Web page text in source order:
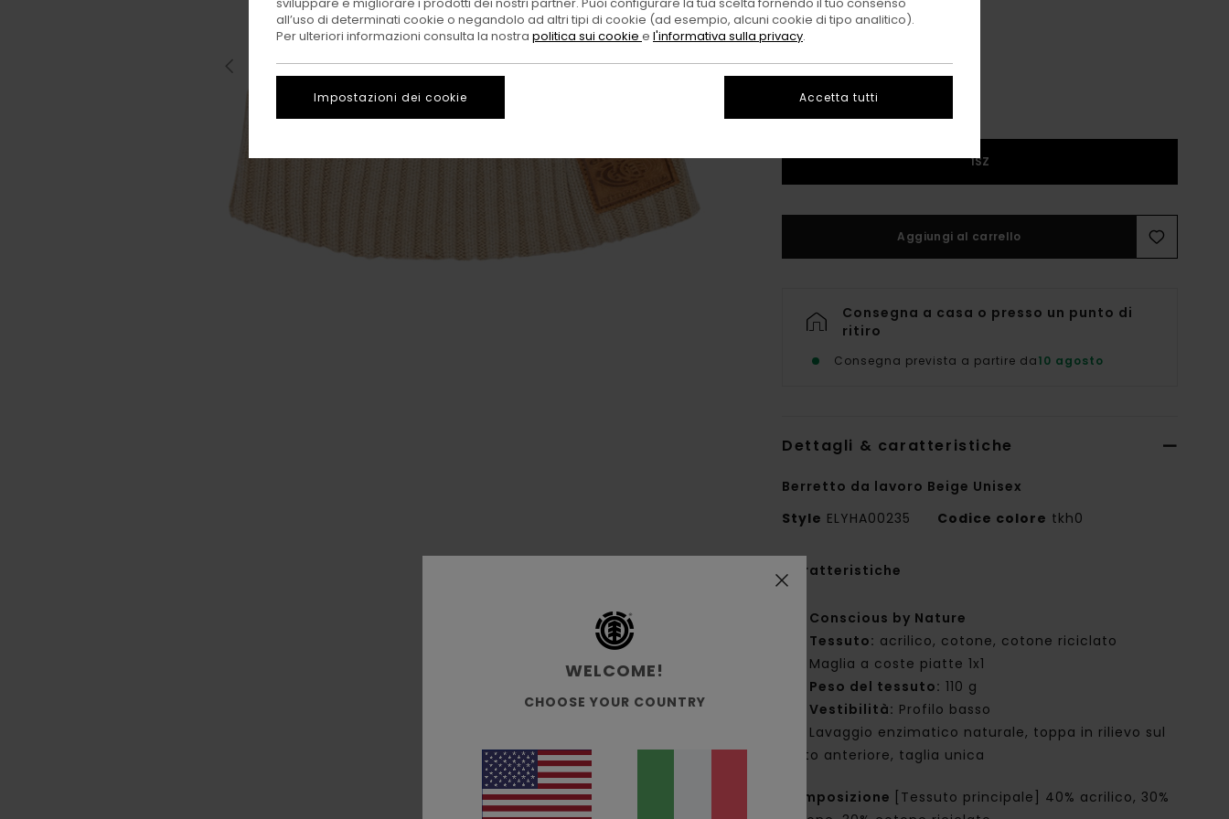
ColoriAluminum
1SZ
Aggiungi al carrello
Consegna a casa o presso un punto di
ritiro
Consegna prevista a partire da10 agosto
Dettagli & caratteristiche
Berretto da lavoro Beige Unisex
Style ELYHA00235 Codice colore tkh0
Caratteristiche
Conscious by Nature
Tessuto: acrilico, cotone, cotone riciclato
Maglia a coste piatte 1x1
Peso del tessuto: 110 g
Vestibilità: Profilo basso
Lavaggio enzimatico naturale, toppa in rilievo sul
lato anteriore, taglia unica
Composizione
[Tessuto principale] 40% acrilico, 30%
WELCOME!
CHOOSE YOUR COUNTRY
all’uso di determinati cookie o negandolo ad altri tipi di cookie (ad esempio, alcuni cookie di tipo analitico).
Per ulteriori informazioni consulta la nostra politica sui cookie e l'informativa sulla privacy.
Impostazioni dei cookie Accetta tutti